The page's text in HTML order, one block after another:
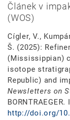
Článek v
(WOS)
Cígler, V.,
Š. (2025):
(Mississippian)
isotope
Republic) and
Newsletters on
http://doi.org/